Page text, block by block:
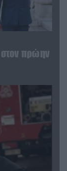
στον πρώην